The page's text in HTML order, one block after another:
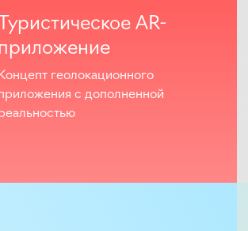
AR-
геолокационного
с дополненной